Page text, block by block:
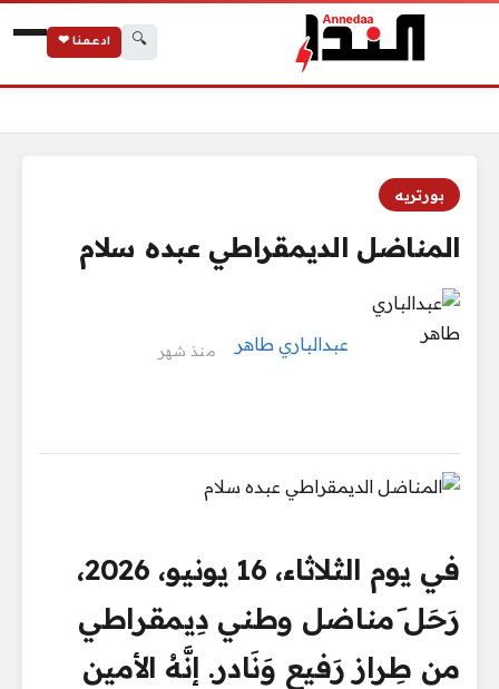
🔍 ادعمنا ❤
بورتريه
المناضل الديمقراطي عبده سلام
عبدالباري طاهر منذ شهر
في يوم الثلاثاء، 16 يونيو، 2026،
رَحَل َمناضل وطني دِيمقراطي
من طِراز رَفيع وَنَادر. إنَّهُ الأمين